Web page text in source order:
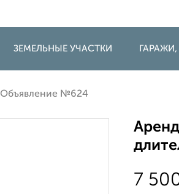
ЗЕМЕЛЬНЫЕ УЧАСТКИ
Объявление №624
7